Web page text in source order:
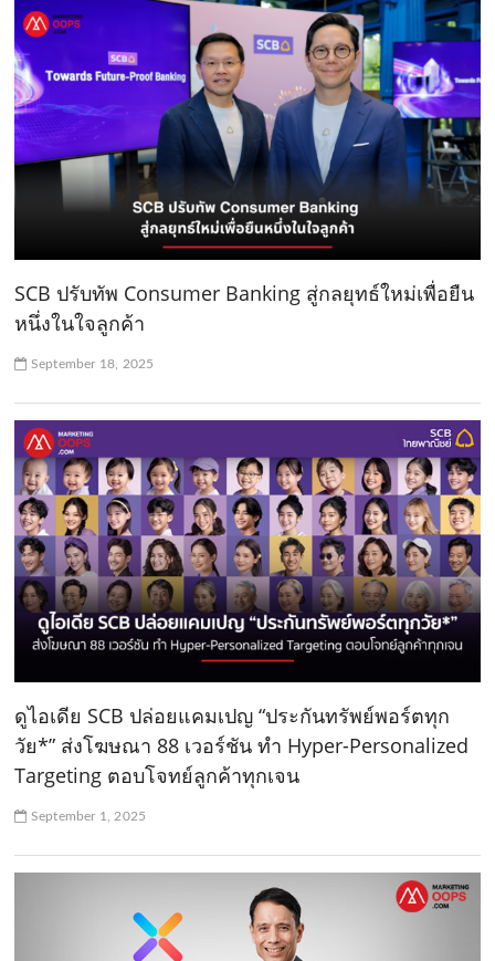
SCB ปรับทัพ Consumer Banking สู่กลยุทธ์ใหม่เพื่อยืน
หนึ่งในใจลูกค้า
September 18, 2025
ดูไอเดีย SCB ปล่อยแคมเปญ “ประกันทรัพย์พอร์ตทุก
วัย*” ส่งโฆษณา 88 เวอร์ชัน ทำ Hyper-Personalized
Targeting ตอบโจทย์ลูกค้าทุกเจน
September 1, 2025